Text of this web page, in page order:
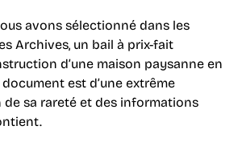
avons sélectionné dans les
Archives, un bail à prix-fait
d’une maison paysanne en
document est d’une extrême
de sa rareté et des informations